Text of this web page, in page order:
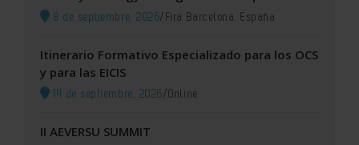
8 de septiembre, 2026/ Fira Barcelona, España
Itinerario Formativo Especializado para los OCS
y para las EICIS
14 de septiembre, 2026/Online
II AEVERSU SUMMIT